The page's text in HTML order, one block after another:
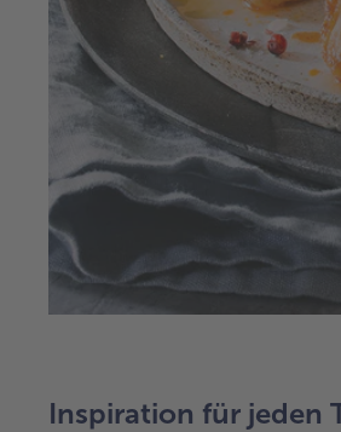
Inspiration für jeden